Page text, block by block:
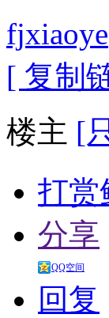
fjxiaoye
[ 复制
楼主 [
打赏
分享
QQ空间
回复